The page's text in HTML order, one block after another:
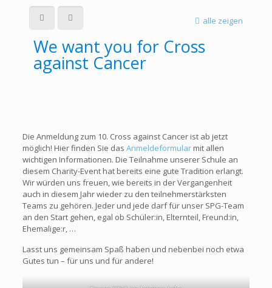
alle zeigen
We want you for Cross
against Cancer
Die Anmeldung zum 10. Cross against Cancer ist ab jetzt
möglich! Hier finden Sie das Anmeldeformularmit allen
wichtigen Informationen. Die Teilnahme unserer Schule an
diesem Charity-Event hat bereits eine gute Tradition erlangt.
Wir würden uns freuen, wie bereits in der Vergangenheit
auch in diesem Jahr wieder zu den teilnehmerstärksten
Teams zu gehören. Jeder und jede darf für unser SPG-Team
an den Start gehen, egal ob Schüler:in, Elternteil, Freund:in,
Ehemalige:r, …
Lasst uns gemeinsam Spaß haben und nebenbei noch etwa
Gutes tun – für uns und für andere!